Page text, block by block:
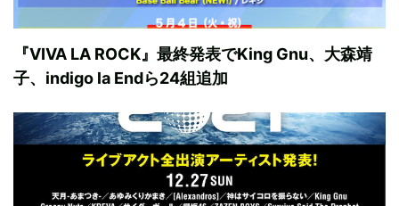
『VIVA LA ROCK』最終発表でKing Gnu、大森靖
子、indigo la Endら24組追加